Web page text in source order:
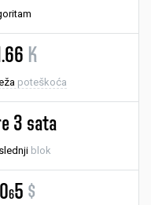
K
poteškoća
3 sata
blok
65 $